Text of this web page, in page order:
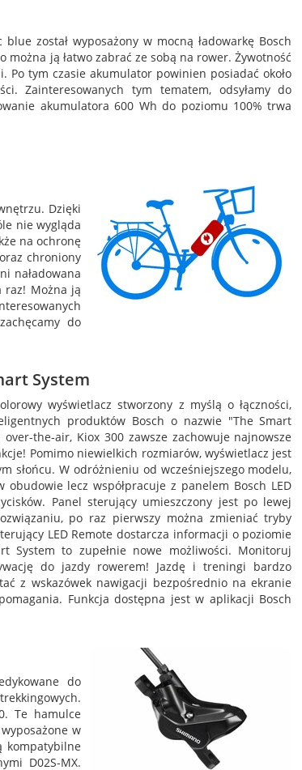
blue został wyposażony w mocną ładowarkę Bosch
można ją łatwo zabrać ze sobą na rower. Żywotność
Po tym czasie akumulator powinien posiadać około
Zainteresowanych tym tematem, odsyłamy do
akumulatora 600 Wh do poziomu 100% trwa
Dzięki
nie wygląda
na ochronę
chroniony
naładowana
raz! Można ją
do
System
wyświetlacz stworzony z myślą o łączności,
produktów Bosch o nazwie "The Smart
the-air, Kiox 300 zawsze zachowuje najnowsze
Pomimo niewielkich rozmiarów, wyświetlacz jest
słońcu. W odróżnieniu od wcześniejszego modelu,
lecz współpracuje z panelem Bosch LED
Panel sterujący umieszczony jest po lewej
po raz pierwszy można zmieniać tryby
LED Remote dostarcza informacji o poziomie
System to zupełnie nowe możliwości. Monitoruj
do jazdy rowerem! Jazdę i treningi bardzo
z wskazówek nawigacji bezpośrednio na ekranie
Funkcja dostępna jest w aplikacji Bosch
do
Te hamulce
w
kompatybilne
D02S-MX.